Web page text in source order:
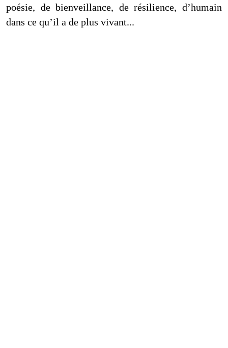
poésie, de bienveillance, de résilience, d’humain
dans ce qu’il a de plus vivant...